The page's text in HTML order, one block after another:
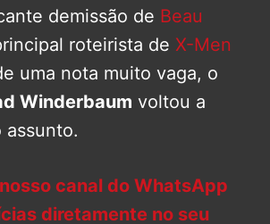
demissão de Beau
roteirista de X-Men
uma nota muito vaga, o
Winderbaum voltou a
assunto.
canal do WhatsApp
diretamente no seu